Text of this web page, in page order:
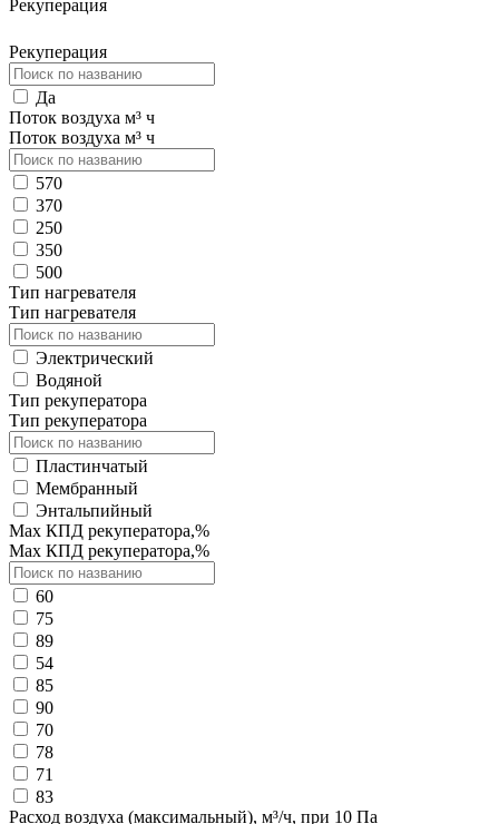
Рекуперация
Рекуперация
Да
Поток воздуха м³ ч
Поток воздуха м³ ч
570
370
250
350
500
Тип нагревателя
Тип нагревателя
Электрический
Водяной
Тип рекуператора
Тип рекуператора
Пластинчатый
Мембранный
Энтальпийный
Max КПД рекуператора,%
Max КПД рекуператора,%
60
75
89
54
85
90
70
78
71
83
Расход воздуха (максимальный), м³/ч, при 10 Па